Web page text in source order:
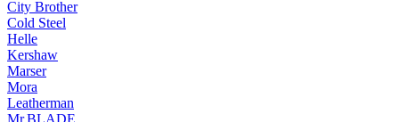
City Brother
Cold Steel
Helle
Kershaw
Marser
Mora
Leatherman
Mr.BLADE